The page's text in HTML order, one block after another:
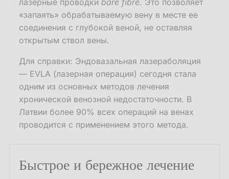
«запаять» обрабатываемую вену в месте ее
соединения с глубокой веной, не оставляя
открытым ствол вены.
Для справки: Эндовазальная лазераболяция
— EVLA (лазерная операция) сегодня стала
одним из основных методов лечения
хронической венозной недостаточности. В
Латвии более 90% всех операций на венах
проводится с применением этого метода.
Быстрое и бережное лечение